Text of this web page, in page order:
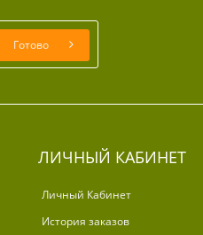
Готово
ЛИЧНЫЙ КАБИНЕТ
Личный Кабинет
История заказов